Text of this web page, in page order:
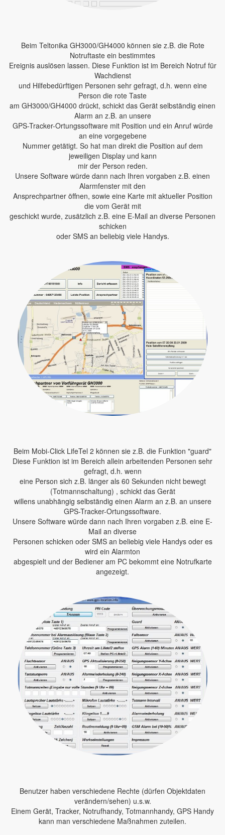
Beim Teltonika GH3000/GH4000 können sie z.B. die Rote
Notruftaste ein bestimmtes
Ereignis auslösen lassen. Diese Funktion ist im Bereich Notruf für
Wachdienst
und Hilfebedürftigen Personen sehr gefragt, d.h. wenn eine
Person die rote Taste
am GH3000/GH4000 drückt, schickt das Gerät selbständig einen
Alarm an z.B. an unsere
GPS-Tracker-Ortungssoftware mit Position und ein Anruf würde
an eine vorgegebene
Nummer getätigt. So hat man direkt die Position auf dem
jeweiligen Display und kann
mir der Person reden.
Unsere Software würde dann nach Ihren vorgaben z.B. einen
Alarmfenster mit den
Ansprechpartner öffnen, sowie eine Karte mit aktueller Position
die vom Gerät mit
geschickt wurde, zusätzlich z.B. eine E-Mail an diverse Personen
schicken
oder SMS an beliebig viele Handys.
Beim Mobi-Click LifeTel 2 können sie z.B. die Funktion "guard"
Diese Funktion ist im Bereich allein arbeitenden Personen sehr
gefragt, d.h. wenn
eine Person sich z.B. länger als 60 Sekunden nicht bewegt
(Totmannschaltung) , schickt das Gerät
willens unabhängig selbständig einen Alarm an z.B. an unsere
GPS-Tracker-Ortungssoftware.
Unsere Software würde dann nach Ihren vorgaben z.B. eine E-
Mail an diverse
Personen schicken oder SMS an beliebig viele Handys oder es
wird ein Alarmton
abgespielt und der Bediener am PC bekommt eine Notrufkarte
angezeigt.
Benutzer haben verschiedene Rechte (dürfen Objektdaten
verändern/sehen) u.s.w.
Einem Gerät, Tracker, Notrufhandy, Totmannhandy, GPS Handy
kann man verschiedene Maßnahmen zuteilen.